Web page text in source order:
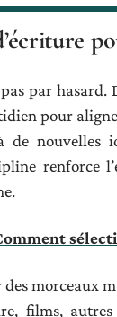
par
pour
nouvelles
renforce
des morceaux
films,